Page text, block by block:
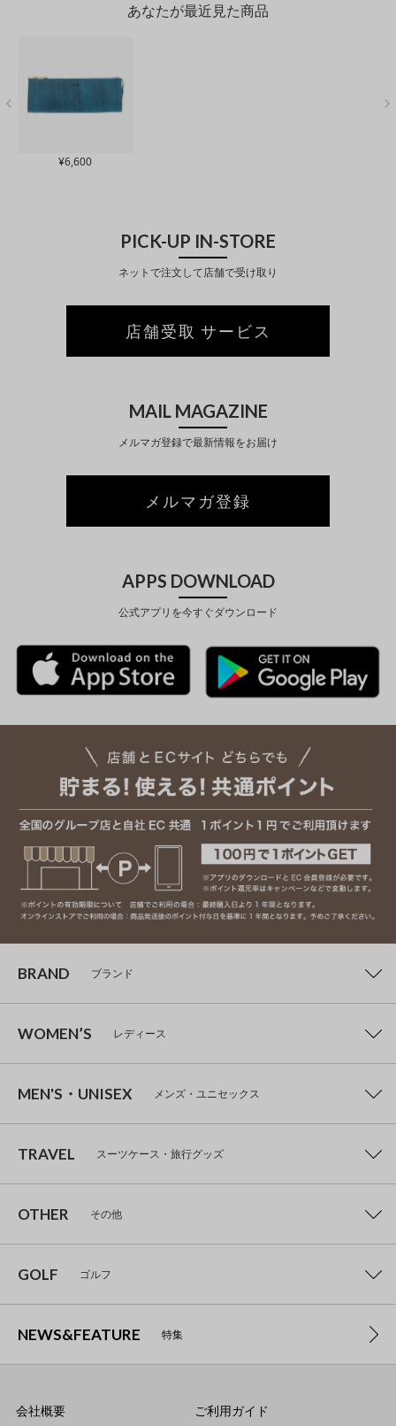
あなたが最近見た商品
¥6,600
PICK-UP IN-STORE
ネットで注文して店舗で受け取り
店舗受取 サービス
MAIL MAGAZINE
メルマガ登録で最新情報をお届け
メルマガ登録
APPS DOWNLOAD
公式アプリを今すぐダウンロード
BRAND ブランド
WOMEN’S レディース
MEN'S・UNISEX メンズ・ユニセックス
TRAVEL スーツケース・旅行グッズ
OTHER その他
GOLF ゴルフ
NEWS&FEATURE 特集
会社概要
ご利用ガイド